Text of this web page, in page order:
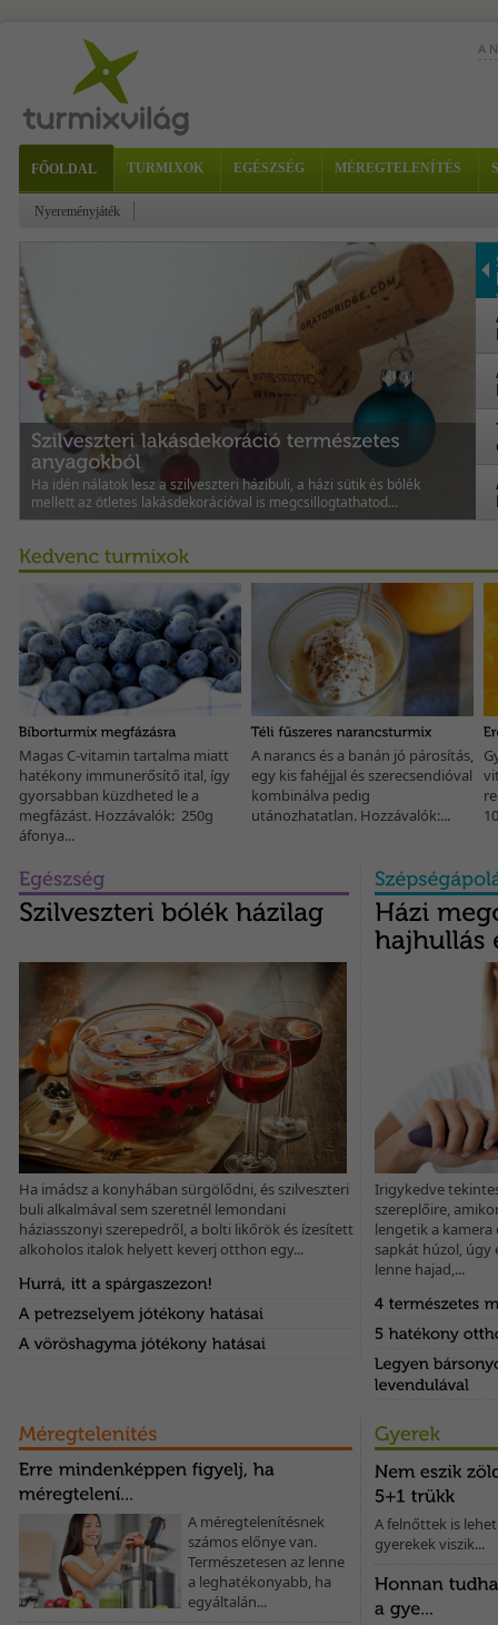
A
FŐOLDAL TURMIXOK EGÉSZSÉG MÉREGTELENÍTÉS
Nyereményjáték
Ha idén nálatok lesz a szilveszteri házibuli, a házi sütik és bólék
mellett az ötletes lakásdekorációval is megcsillogtathatod...
A salátákba, krumplihoz, húsokhoz adható és szendvicsek díszítésére
is alkalmas petrezselyem nagyon egészséges. Nézzük...
A vöröshagyma remek B1-, B6-, C- és K-vitamin, illetve kalcium-, króm-
és rostforrás. Ennek köszönhetően segíti az emésztést,...
A tenisz ma már nemcsak a gazdagok sportja; egyre többen űzik
szívesen. Ez nem is csoda, hiszen amellett, hogy jó szórakozás,...
A szegfűbors gyulladásgátló és szélhajtó hatással bír, valamint segít
megszüntetni a puffadást. A fűszer nagy mennyiségben...
Magas C-vitamin tartalma miatt
hatékony immunerősítő ital, így
gyorsabban küzdheted le a
megfázást. Hozzávalók: 250g
áfonya...
A narancs és a banán jó párosítás,
egy kis fahéjjal és szerecsendióval
kombinálva pedig
utánozhatatlan. Hozzávalók:...
Ha imádsz a konyhában sürgölődni, és szilveszteri
buli alkalmával sem szeretnél lemondani
háziasszonyi szerepedről, a bolti likőrök és ízesített
alkoholos italok helyett keverj otthon egy...
Irigykedve
szereplőire,
lengetik a
sapkát húzol, úgy
lenne hajad,...
A méregtelenítésnek
számos előnye van.
Természetesen az lenne
a leghatékonyabb, ha
egyáltalán...
A felnőttek is
gyerekek viszik...